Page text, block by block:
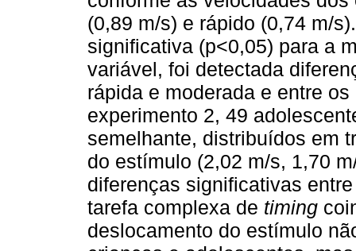
(0,89 m/s) e rápido (0,74 m/
significativa (p<0,05) para a
variável, foi detectada
rápida e moderada e entre
experimento 2, 49
semelhante, distribuídos em
do estímulo (2,02 m/s, 1,70
diferenças significativas
tarefa complexa de timing
deslocamento do estímulo